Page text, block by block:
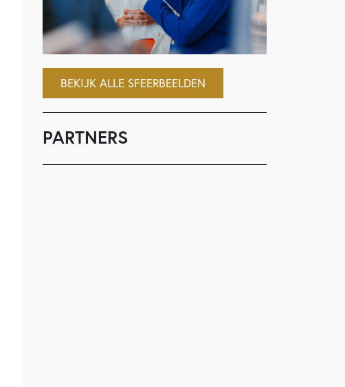
BEKIJK ALLE SFEERBEELDEN
PARTNERS